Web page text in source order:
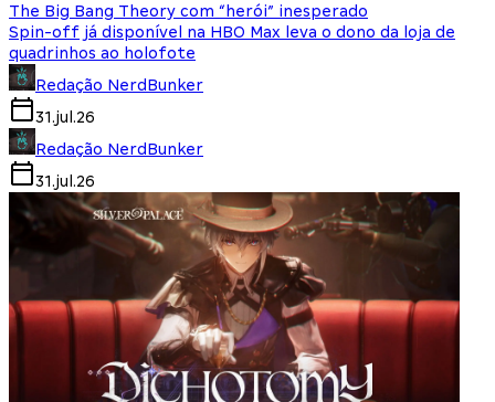
The Big Bang Theory com “herói” inesperado
Spin-off já disponível na HBO Max leva o dono da loja de
quadrinhos ao holofote
Redação NerdBunker
31.jul.26
Redação NerdBunker
31.jul.26